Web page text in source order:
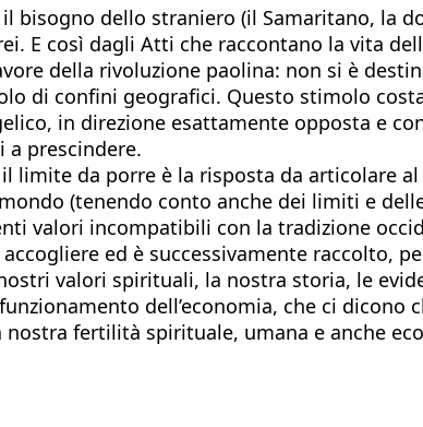
dello straniero (il Samaritano, la
E così dagli Atti che raccontano la vita
della rivoluzione paolina: non si è
di confini geografici. Questo stimolo
in direzione esattamente opposta e
a prescindere.
da porre è la risposta da articolare
(tenendo conto anche dei limiti e
valori incompatibili con la tradizione
ed è successivamente raccolto,
valori spirituali, la nostra storia, le
dell’economia, che ci dicono
fertilità spirituale, umana e anche